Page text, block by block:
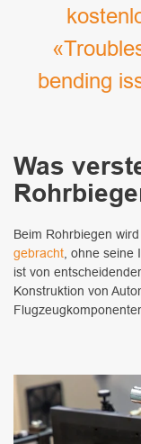
bending
Was
Beim Rohrbiegen wird
gebracht , ohne
ist von
Konstruktion von